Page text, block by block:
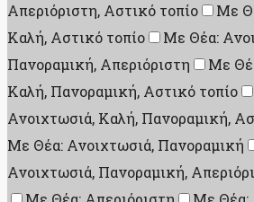
Απεριόριστη, Αστικό τοπίο
Με
Καλή, Αστικό τοπίο
Με Θέα:
Πανοραμική, Απεριόριστη
Με
Καλή, Πανοραμική, Αστικό τοπίο
Ανοιχτωσιά, Καλή, Πανοραμική,
Με Θέα: Ανοιχτωσιά, Πανοραμική
Ανοιχτωσιά, Πανοραμική,